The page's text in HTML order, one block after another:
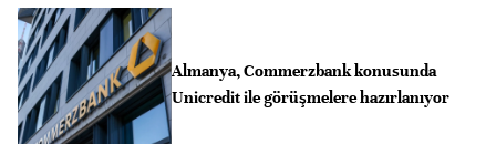
Almanya, Commerzbank konusunda
Unicredit ile görüşmelere hazırlanıyor